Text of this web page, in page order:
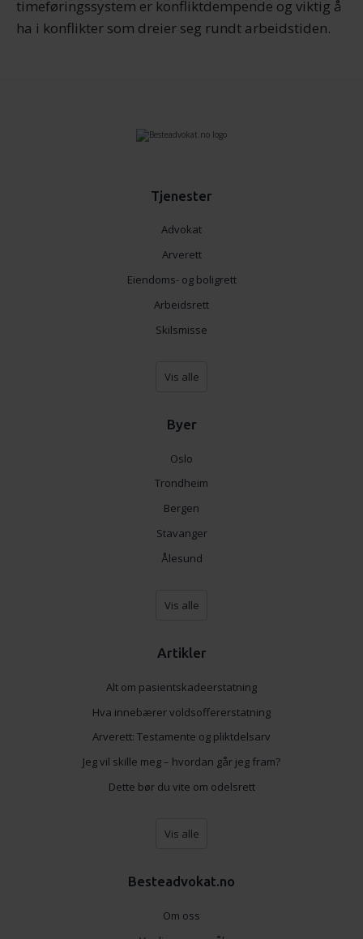
timeføringssystem er konfliktdempende og viktig å
ha i konflikter som dreier seg rundt arbeidstiden.
Tjenester
Advokat
Arverett
Eiendoms- og boligrett
Arbeidsrett
Skilsmisse
Vis alle
Byer
Oslo
Trondheim
Bergen
Stavanger
Ålesund
Vis alle
Artikler
Alt om pasientskadeerstatning
Hva innebærer voldsoffererstatning
Arverett: Testamente og pliktdelsarv
Jeg vil skille meg – hvordan går jeg fram?
Dette bør du vite om odelsrett
Vis alle
Besteadvokat.no
Om oss